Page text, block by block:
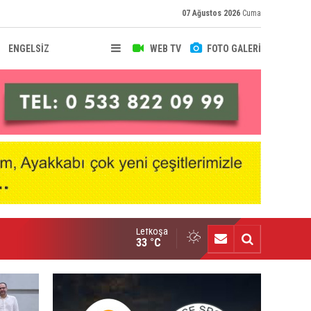
07 Ağustos 2026 Cuma
WEB TV FOTO GALERİ
ENGELSİZ
Lefkoşa
33 °C